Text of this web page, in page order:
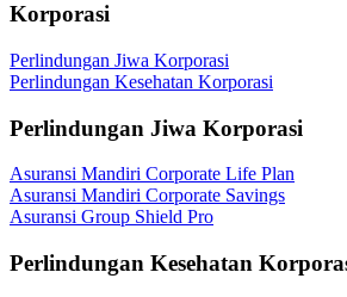
Korporasi
Perlindungan Jiwa Korporasi
Perlindungan Kesehatan Korporasi
Perlindungan Jiwa Korporasi
Asuransi Mandiri Corporate Life Plan
Asuransi Mandiri Corporate Savings
Asuransi Group Shield Pro
Perlindungan Kesehatan